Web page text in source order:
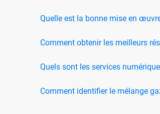
Quelle est la bonne mise en
Comment obtenir les meilleurs
Quels sont les services
Comment identifier le mélange